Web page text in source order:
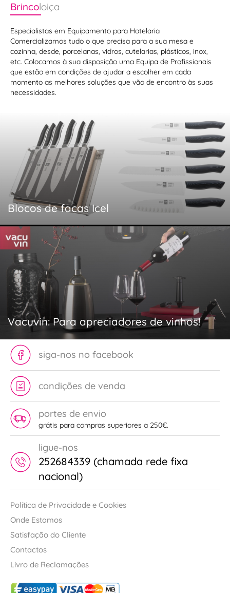
Brincoloiça
Especialistas em Equipamento para Hotelaria
Comercializamos tudo o que precisa para a sua mesa e
cozinha, desde, porcelanas, vidros, cutelarias, plásticos, inox,
etc. Colocamos à sua disposição uma Equipa de Profissionais
que estão em condições de ajudar a escolher em cada
momento as melhores soluções que vão de encontro às suas
necessidades.
Blocos de facas Icel
Vacuvin: Para apreciadores de vinhos!
siga-nos no facebook
condições de venda
portes de envio
grátis para compras superiores a 250€.
ligue-nos
252684339 (chamada rede fixa
nacional)
Política de Privacidade e Cookies
Onde Estamos
Satisfação do Cliente
Contactos
Livro de Reclamações